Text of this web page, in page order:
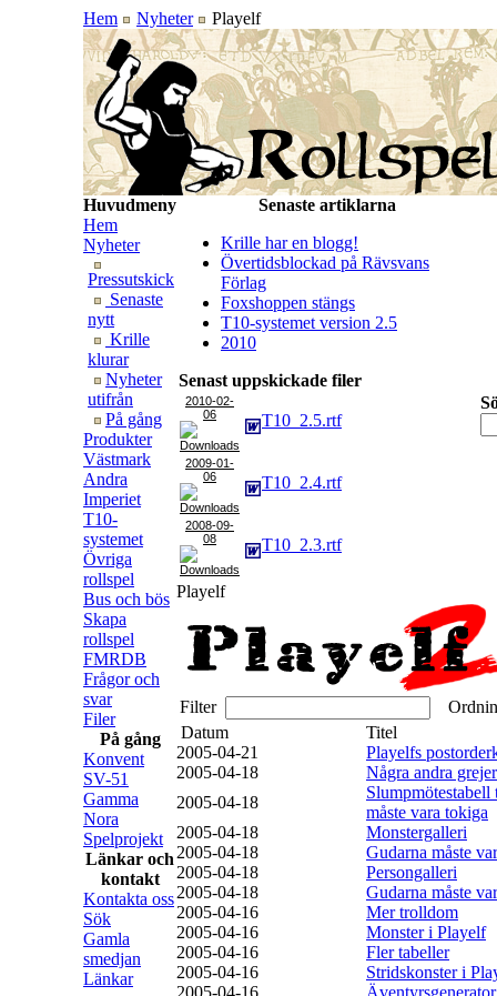
Hem Nyheter Playelf
Huvudmeny
Hem
Nyheter
Pressutskick
Senaste
nytt
Krille
klurar
Nyheter
utifrån
På gång
Produkter
Västmark
Andra
Imperiet
T10-
systemet
Övriga
rollspel
Bus och bös
Skapa
rollspel
FMRDB
Frågor och
svar
Filer
På gång
Konvent
SV-51
Gamma
Nora
Spelprojekt
Länkar och
kontakt
Kontakta oss
Sök
Gamla
smedjan
Länkar
Senaste artiklarna
Krille har en blogg!
Övertidsblockad på Rävsvans
Förlag
Foxshoppen stängs
T10-systemet version 2.5
2010
Senast uppskickade filer
2010-02-
06
T10_2.5.rtf
2009-01-
06
T10_2.4.rtf
2008-09-
08
T10_2.3.rtf
Playelf
Filter
Datum
Titel
2005-04-21
Playelfs
2005-04-18
Några andra grejer
2005-04-18
måste vara tokiga
2005-04-18
Monstergalleri
2005-04-18
Gudarna måste
2005-04-18
Persongalleri
2005-04-18
Gudarna måste
2005-04-16
Mer trolldom
2005-04-16
Monster i Playelf
2005-04-16
Fler tabeller
2005-04-16
Stridskonster i
2005-04-16